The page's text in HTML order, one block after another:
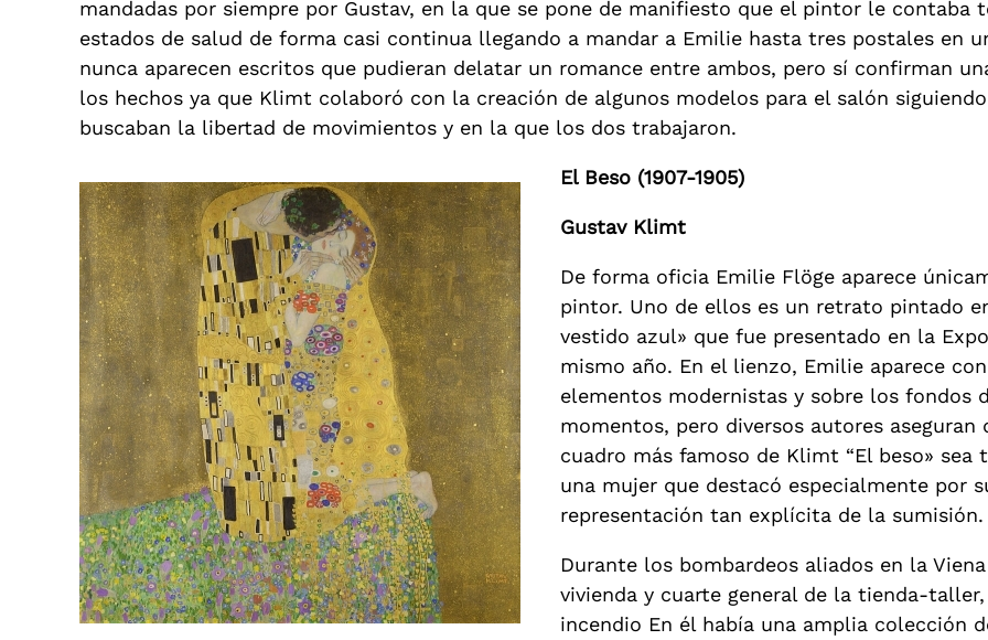
mandadas por siempre por Gustav, en la que se pone de manifiesto que el pintor le contaba
estados de salud de forma casi continua llegando a mandar a Emilie hasta tres postales en
nunca aparecen escritos que pudieran delatar un romance entre ambos, pero sí confirman
los hechos ya que Klimt colaboró con la creación de algunos modelos para el salón
buscaban la libertad de movimientos y en la que los dos trabajaron.
El Beso (1907-1905)
Gustav Klimt
De forma oficia Emilie Flöge aparece
pintor. Uno de ellos es un retrato pintado
vestido azul» que fue presentado en la
mismo año. En el lienzo, Emilie aparece
elementos modernistas y sobre los fondos
momentos, pero diversos autores
cuadro más famoso de Klimt “El beso»
una mujer que destacó especialmente por
representación tan explícita de la sumisión.
Durante los bombardeos aliados en la
vivienda y cuarte general de la tienda-
incendio En él había una amplia colección